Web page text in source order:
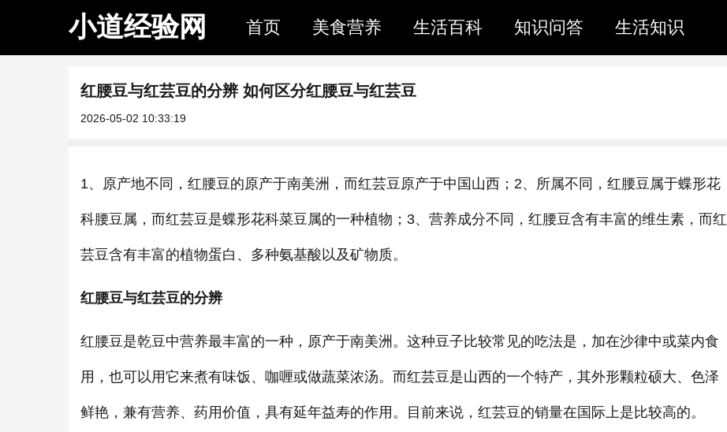
小道经验网 首页 美食营养 生活百科 知识问答 生活知识
红腰豆与红芸豆的分辨 如何区分红腰豆与红芸豆
2026-05-02 10:33:19
1、原产地不同，红腰豆的原产于南美洲，而红芸豆原产于中国山西；2、所属不同，红腰豆属于蝶形花
科腰豆属，而红芸豆是蝶形花科菜豆属的一种植物；3、营养成分不同，红腰豆含有丰富的维生素，而红
芸豆含有丰富的植物蛋白、多种氨基酸以及矿物质。
红腰豆与红芸豆的分辨
红腰豆是乾豆中营养最丰富的一种，原产于南美洲。这种豆子比较常见的吃法是，加在沙律中或菜内食
用，也可以用它来煮有味饭、咖喱或做蔬菜浓汤。而红芸豆是山西的一个特产，其外形颗粒硕大、色泽
鲜艳，兼有营养、药用价值，具有延年益寿的作用。目前来说，红芸豆的销量在国际上是比较高的。